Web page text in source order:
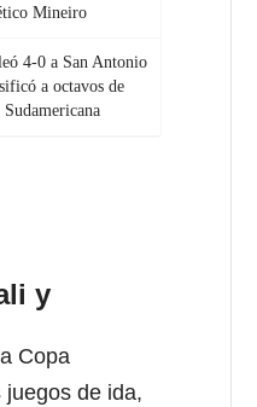
Mineiro
4-0 a San Antonio
a octavos de
y
Copa
de ida,